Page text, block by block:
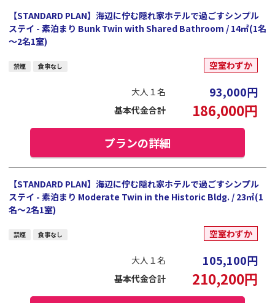
【STANDARD PLAN】海辺に佇む隠れ家ホテルで過ごすシンプル
ステイ - 素泊まり Bunk Twin with Shared Bathroom / 14㎡(1名
～2名1室)
禁煙 食事なし 空室わずか
大人１名 93,000円
基本代金合計 186,000円
プランの詳細
【STANDARD PLAN】海辺に佇む隠れ家ホテルで過ごすシンプル
ステイ - 素泊まり Moderate Twin in the Historic Bldg. / 23㎡(1
名～2名1室)
禁煙 食事なし 空室わずか
大人１名 105,100円
基本代金合計 210,200円